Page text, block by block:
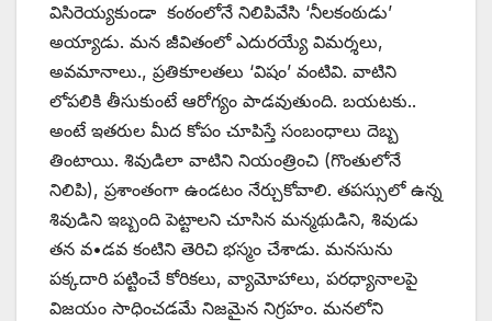
విసిరెయ్యకుండా కంఠంలోనే నిలిపివేసి ‘నీలకంఠుడు’
అయ్యాడు. మన జీవితంలో ఎదురయ్యే విమర్శలు,
అవమానాలు., ప్రతికూలతలు ‘విషం’ వంటివి. వాటిని
లోపలికి తీసుకుంటే ఆరోగ్యం పాడవుతుంది. బయటకు..
అంటే ఇతరుల మీద కోపం చూపిస్తే సంబంధాలు దెబ్బ
తింటాయి. శివుడిలా వాటిని నియంత్రించి (గొంతులోనే
నిలిపి), ప్రశాంతంగా ఉండటం నేర్చుకోవాలి. తపస్సులో ఉన్న
శివుడిని ఇబ్బంది పెట్టాలని చూసిన మన్మథుడిని, శివుడు
తన వ•డవ కంటిని తెరిచి భస్మం చేశాడు. మనసును
పక్కదారి పట్టించే కోరికలు, వ్యామోహాలు, పరధ్యానాలపై
విజయం సాధించడమే నిజమైన నిగ్రహం. మనలోని